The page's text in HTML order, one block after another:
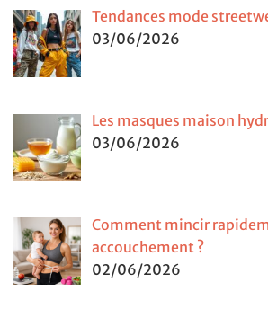
Tendances mode
03/06/2026
Les masques maison
03/06/2026
Comment mincir
accouchement ?
02/06/2026